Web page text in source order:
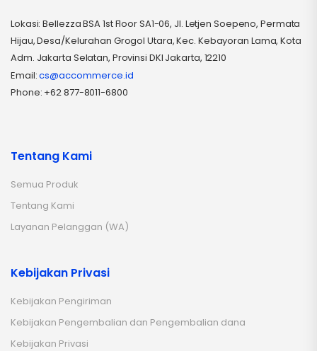
Lokasi: Bellezza BSA 1st Floor SA1-06, Jl. Letjen Soepeno, Permata
Hijau, Desa/Kelurahan Grogol Utara, Kec. Kebayoran Lama, Kota
Adm. Jakarta Selatan, Provinsi DKI Jakarta, 12210
Email:cs@accommerce.id
Phone: +62 877-8011-6800
Tentang Kami
Semua Produk
Tentang Kami
Layanan Pelanggan (WA)
Kebijakan Privasi
Kebijakan Pengiriman
Kebijakan Pengembalian dan Pengembalian dana
Kebijakan Privasi